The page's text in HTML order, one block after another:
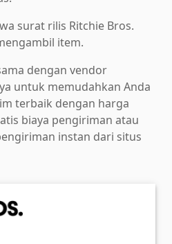
surat rilis Ritchie Bros.
item.
dengan vendor
untuk memudahkan Anda
terbaik dengan harga
biaya pengiriman atau
instan dari situs